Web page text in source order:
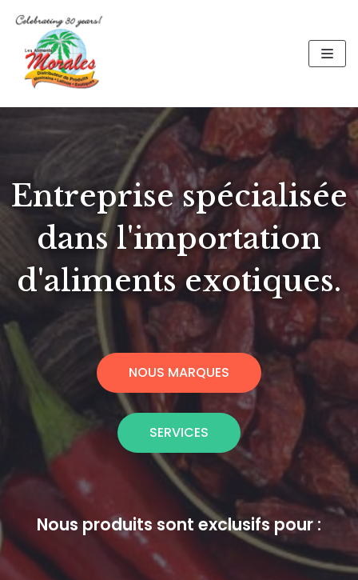
Skip
content
Entreprise spécialisée
dans l'importation
d'aliments exotiques.
NOUS MARQUES
SERVICES
Nous produits sont exclusifs pour :